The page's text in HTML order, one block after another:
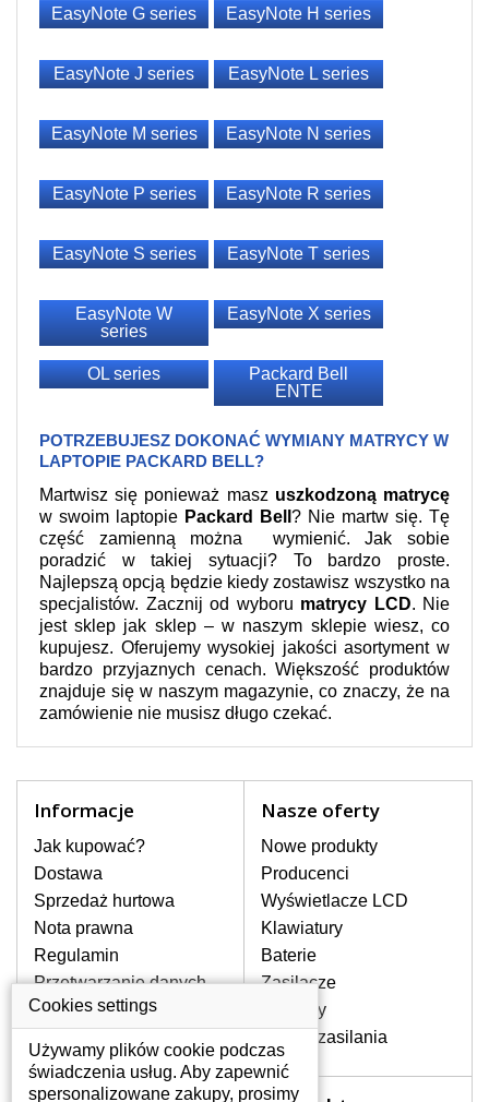
EasyNote G series EasyNote H series
EasyNote J series EasyNote L series
EasyNote M series EasyNote N series
EasyNote P series EasyNote R series
EasyNote S series EasyNote T series
EasyNote W
series
EasyNote X series
OL series
Packard Bell
ENTE
POTRZEBUJESZ DOKONAĆ WYMIANY MATRYCY W
LAPTOPIE PACKARD BELL?
Martwisz się ponieważ masz uszkodzoną matrycę
w swoim laptopie Packard Bell ? Nie martw się. Tę
część zamienną można wymienić. Jak sobie
poradzić w takiej sytuacji? To bardzo proste.
Najlepszą opcją będzie kiedy zostawisz wszystko na
specjalistów. Zacznij od wyboru matrycy LCD. Nie
jest sklep jak sklep – w naszym sklepie wiesz, co
kupujesz. Oferujemy wysokiej jakości asortyment w
bardzo przyjaznych cenach. Większość produktów
znajduje się w naszym magazynie, co znaczy, że na
zamówienie nie musisz długo czekać.
Informacje
Jak kupować?
Dostawa
Sprzedaż hurtowa
Nota prawna
Regulamin
Przetwarzanie danych
osobowych
Gdzie nas znajdziesz
Nasze oferty
Nowe produkty
Producenci
Wyświetlacze LCD
Klawiatury
Baterie
Zasilacze
Zawiasy
Złącza zasilania
Cookies settings
Używamy plików cookie podczas
świadczenia usług. Aby zapewnić
spersonalizowane zakupy, prosimy